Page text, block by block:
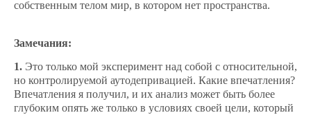
собственным телом мир, в котором нет пространства.
Замечания:
1. Это только мой эксперимент над собой с относительной,
но контролируемой аутодепривацией. Какие впечатления?
Впечатления я получил, и их анализ может быть более
глубоким опять же только в условиях своей цели, который